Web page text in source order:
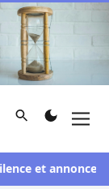
d'investigation
Rechercher
et annonce